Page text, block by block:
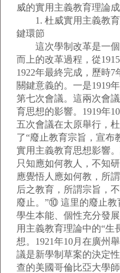
威的實用主義教育理論
1. 杜威實用主義教育
鍵環節
這次學制改革是一個
而上的改革過程，從
1922年最終完成，歷時
關鍵意義的。一是1919
第七次會議。這兩次會
育思想的影響。1919年
五次會議在太原舉行，
了“廢止教育宗旨，宣布
實用主義教育思想影響
只知應如何教人，不知
應覺悟人應如何教，所
后之教育，所謂宗旨，
廢止。”⑩ 這里的廢止教
學生本能、個性充分發
用主義教育理論中的“生
想。1921年10月在廣州
議是新學制草案的決定
查的美國哥倫比亞大學